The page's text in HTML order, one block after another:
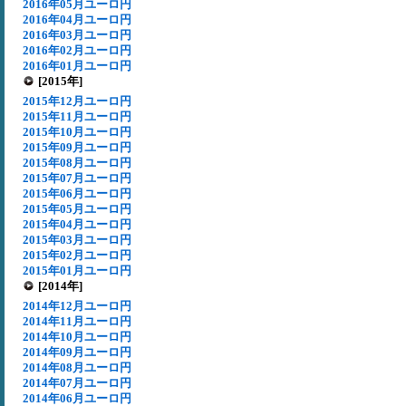
2016年05月ユーロ円
2016年04月ユーロ円
2016年03月ユーロ円
2016年02月ユーロ円
2016年01月ユーロ円
[2015年]
2015年12月ユーロ円
2015年11月ユーロ円
2015年10月ユーロ円
2015年09月ユーロ円
2015年08月ユーロ円
2015年07月ユーロ円
2015年06月ユーロ円
2015年05月ユーロ円
2015年04月ユーロ円
2015年03月ユーロ円
2015年02月ユーロ円
2015年01月ユーロ円
[2014年]
2014年12月ユーロ円
2014年11月ユーロ円
2014年10月ユーロ円
2014年09月ユーロ円
2014年08月ユーロ円
2014年07月ユーロ円
2014年06月ユーロ円